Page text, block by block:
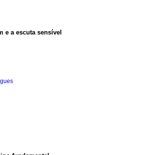
e a escuta sensível